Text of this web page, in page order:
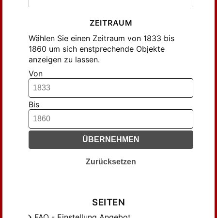
ZEITRAUM
Wählen Sie einen Zeitraum von 1833 bis
1860 um sich enstprechende Objekte
anzeigen zu lassen.
Von
Bis
ÜBERNEHMEN
Zurücksetzen
SEITEN